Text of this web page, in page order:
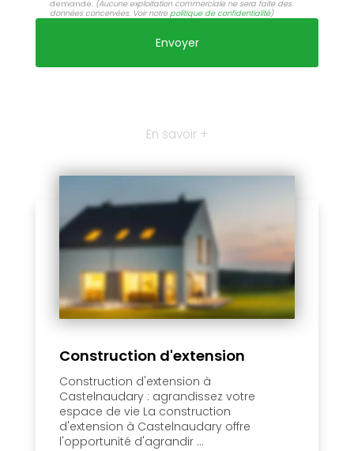
demande. (Aucune exploitation commerciale ne sera faite des
données concervées. Voir notrepolitique de confidentialité)
En savoir +
Construction d'extension
Construction d'extension à
Castelnaudary : agrandissez votre
espace de vie La construction
d'extension à Castelnaudary offre
l'opportunité d'agrandir ...